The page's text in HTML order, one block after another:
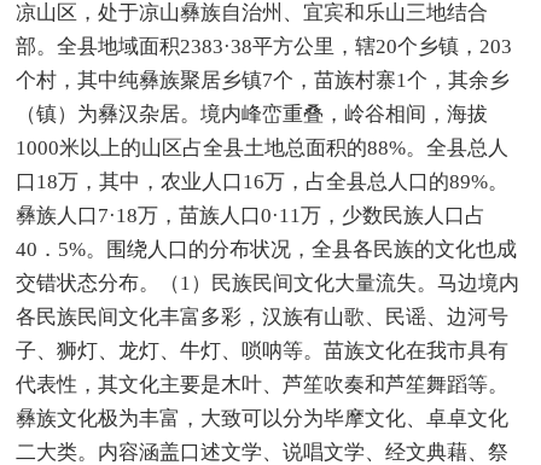
凉山区，处于凉山彝族自治州、宜宾和乐山三地结合
部。全县地域面积2383·38平方公里，辖20个乡镇，203
个村，其中纯彝族聚居乡镇7个，苗族村寨1个，其余乡
（镇）为彝汉杂居。境内峰峦重叠，岭谷相间，海拔
1000米以上的山区占全县土地总面积的88%。全县总人
口18万，其中，农业人口16万，占全县总人口的89%。
彝族人口7·18万，苗族人口0·11万，少数民族人口占
40．5%。围绕人口的分布状况，全县各民族的文化也成
交错状态分布。（1）民族民间文化大量流失。马边境内
各民族民间文化丰富多彩，汉族有山歌、民谣、边河号
子、狮灯、龙灯、牛灯、唢呐等。苗族文化在我市具有
代表性，其文化主要是木叶、芦笙吹奏和芦笙舞蹈等。
彝族文化极为丰富，大致可以分为毕摩文化、卓卓文化
二大类。内容涵盖口述文学、说唱文学、经文典藉、祭